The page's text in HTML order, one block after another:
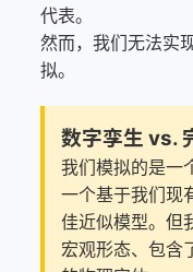
代表。
然而，我们无法实
拟。
数字孪生 vs.
我们模拟的是一
一个基于我们现
佳近似模型。但
宏观形态、包含